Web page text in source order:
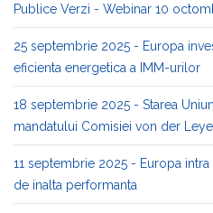
Publice Verzi - Webinar 10
25 septembrie 2025 - Europa
eficienta energetica a IMM-urilor
18 septembrie 2025 - Starea
mandatului Comisiei von der
11 septembrie 2025 - Europa
de inalta performanta